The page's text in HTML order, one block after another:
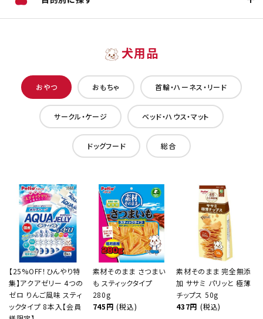
犬用品
おやつ おもちゃ 首輪・ハーネス・リード
サークル・ケージ ベッド・ハウス・マット
ドッグフード 総合
【25%OFF！ひんやり特
集】アクアゼリー 4つの
ゼロ りんご風味 スティ
ックタイプ 8本入【会員
素材そのまま さつまい
も スティックタイプ
280g
745円 (税込)
素材そのまま 完全無添
加 ササミ パリッと 極薄
チップス 50g
437円 (税込)